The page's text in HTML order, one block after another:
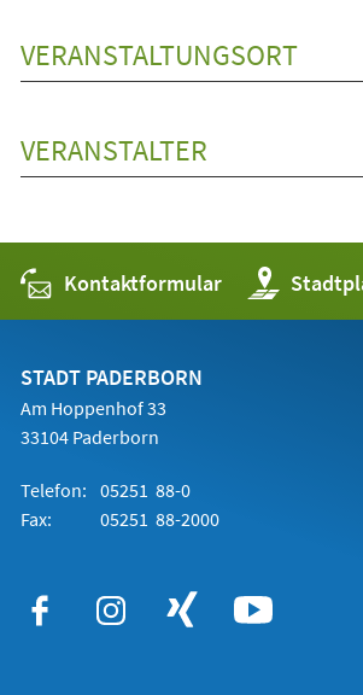
VERANSTALTUNGSORT
VERANSTALTER
Kontaktformular (Öffnet
in
einem
STADT PADERBORN
Am Hoppenhof 33
33104 Paderborn
Telefon: 05251 88-0
Fax:
05251 88-2000